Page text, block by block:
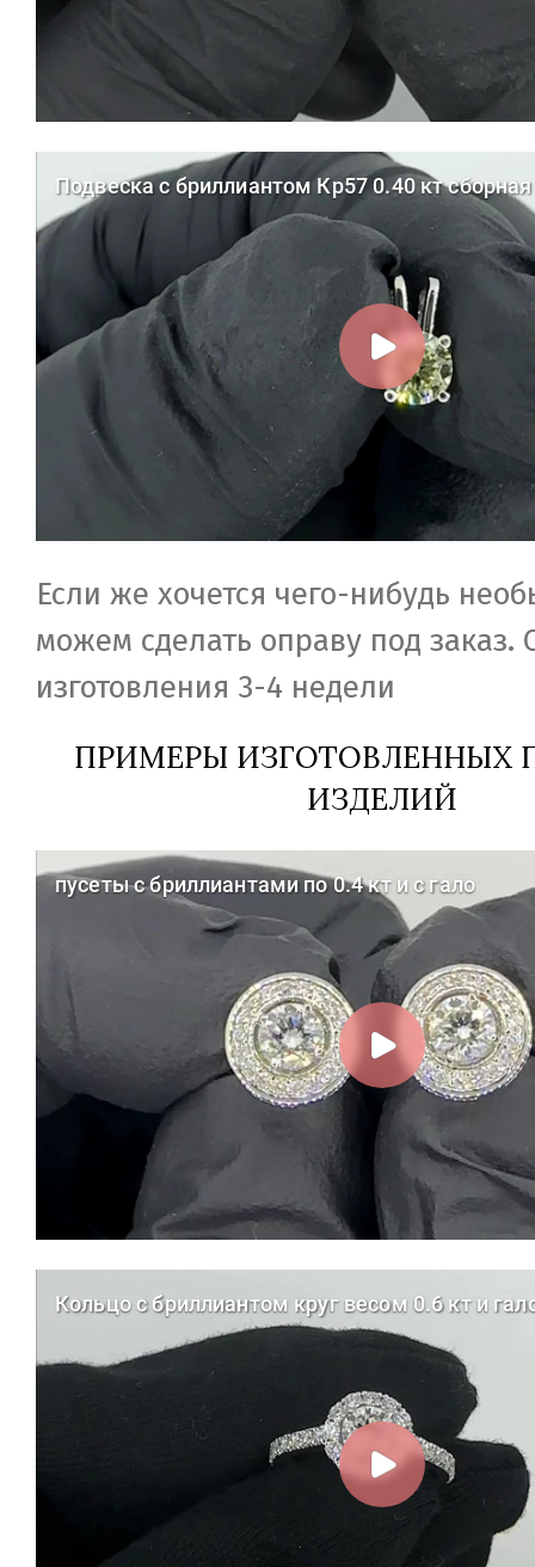
Если же хочется чего-нибудь
можем сделать оправу под заказ.
изготовления 3-4 недели
ПРИМЕРЫ ИЗГОТОВЛЕННЫХ
ИЗДЕЛИЙ